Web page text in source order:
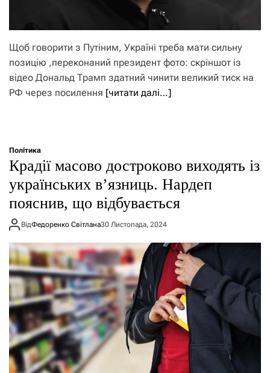
Щоб говорити з Путіним, Україні треба мати сильну
позицію ,переконаний президент фото: скріншот із
відео Дональд Трамп здатний чинити великий тиск на
РФ через посилення [читати далі…]
Політика
Крадії масово достроково виходять із
українських в’язниць. Нардеп
пояснив, що відбувається
ВідФедоренко Світлана30 Листопада, 2024